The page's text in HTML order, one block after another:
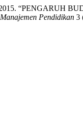
“PENGARUH
Pendidikan 3